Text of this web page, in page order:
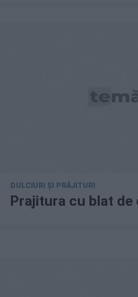
DULCIURI ȘI PRĂJITURI
Prajitura cu blat de